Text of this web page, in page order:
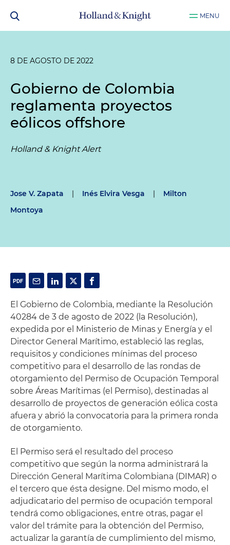
MENU
8 DE AGOSTO DE 2022
Gobierno de Colombia
reglamenta proyectos
eólicos offshore
Holland & Knight Alert
Jose V. Zapata | Inés Elvira Vesga |
Milton
Montoya
El Gobierno de Colombia, mediante la Resolución
40284 de 3 de agosto de 2022 (la Resolución),
expedida por el Ministerio de Minas y Energía y el
Director General Marítimo, estableció las reglas,
requisitos y condiciones mínimas del proceso
competitivo para el desarrollo de las rondas de
otorgamiento del Permiso de Ocupación Temporal
sobre Áreas Marítimas (el Permiso), destinadas al
desarrollo de proyectos de generación eólica costa
afuera y abrió la convocatoria para la primera ronda
de otorgamiento.
El Permiso será el resultado del proceso
competitivo que según la norma administrará la
Dirección General Marítima Colombiana (DIMAR) o
el tercero que ésta designe. Del mismo modo, el
adjudicatario del permiso de ocupación temporal
tendrá como obligaciones, entre otras, pagar el
valor del trámite para la obtención del Permiso,
actualizar la garantía de cumplimiento del mismo,